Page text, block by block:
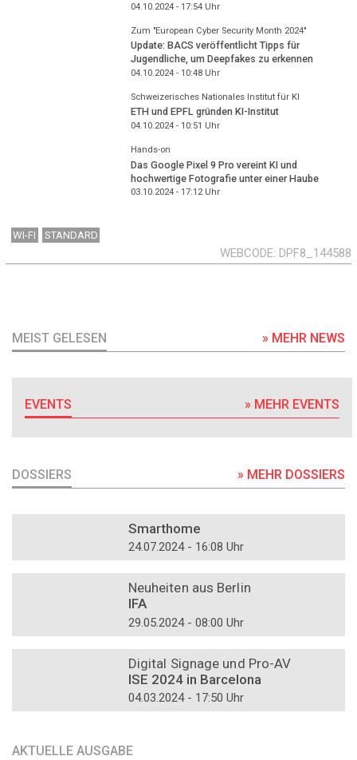
04.10.2024 - 17:54Uhr
Zum "European Cyber Security Month 2024"
Update: BACS veröffentlicht Tipps für
Jugendliche, um Deepfakes zu erkennen
04.10.2024 - 10:48Uhr
Schweizerisches Nationales Institut für KI
ETH und EPFL gründen KI-Institut
04.10.2024 - 10:51 Uhr
Hands-on
Das Google Pixel 9 Pro vereint KI und
hochwertige Fotografie unter einer Haube
03.10.2024 - 17:12Uhr
WI-FI STANDARD
WEBCODE DPF8_144588
MEIST GELESEN » MEHR NEWS
EVENTS » MEHR EVENTS
DOSSIERS » MEHR DOSSIERS
Smarthome
24.07.2024 - 16:08 Uhr
Neuheiten aus Berlin
IFA
29.05.2024 - 08:00 Uhr
Digital Signage und Pro-AV
ISE 2024 in Barcelona
04.03.2024 - 17:50 Uhr
AKTUELLE AUSGABE